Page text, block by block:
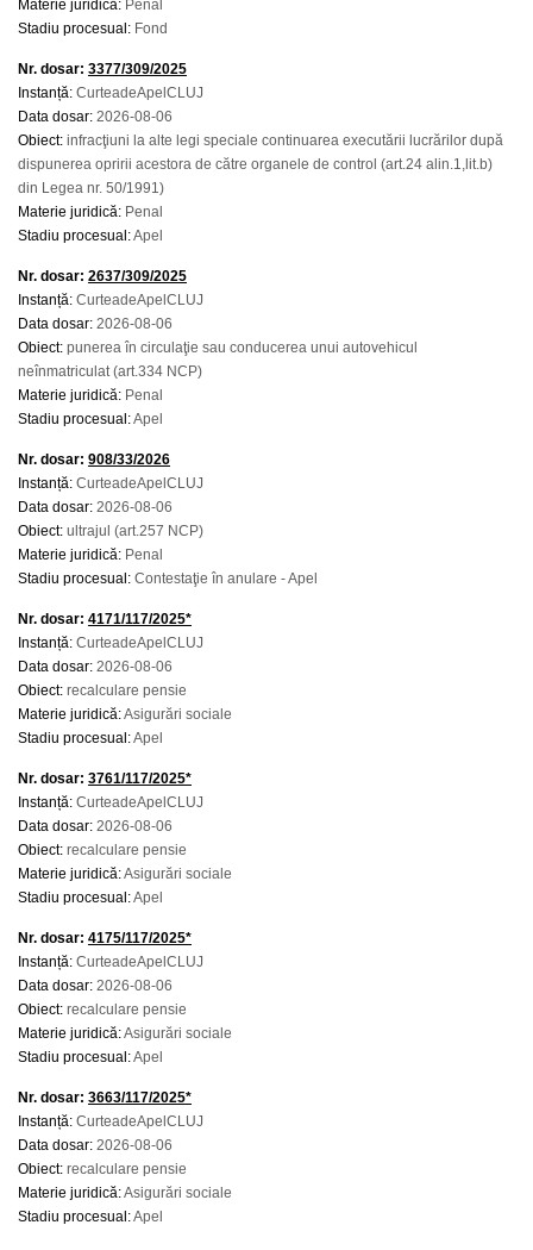
Materie juridică: Penal
Stadiu procesual: Fond
Nr. dosar: 3377/309/2025
Instanță: CurteadeApelCLUJ
Data dosar: 2026-08-06
Obiect: infracţiuni la alte legi speciale continuarea executării lucrărilor după
dispunerea opririi acestora de către organele de control (art.24 alin.1,lit.b)
din Legea nr. 50/1991)
Materie juridică: Penal
Stadiu procesual:Apel
Nr. dosar: 2637/309/2025
Instanță: CurteadeApelCLUJ
Data dosar: 2026-08-06
Obiect: punerea în circulaţie sau conducerea unui autovehicul
neînmatriculat (art.334 NCP)
Materie juridică: Penal
Stadiu procesual:Apel
Nr. dosar: 908/33/2026
Instanță: CurteadeApelCLUJ
Data dosar: 2026-08-06
Obiect: ultrajul (art.257 NCP)
Materie juridică: Penal
Stadiu procesual: Contestaţie în anulare - Apel
Nr. dosar: 4171/117/2025*
Instanță: CurteadeApelCLUJ
Data dosar: 2026-08-06
Obiect: recalculare pensie
Materie juridică:Asigurări sociale
Stadiu procesual:Apel
Nr. dosar: 3761/117/2025*
Instanță: CurteadeApelCLUJ
Data dosar: 2026-08-06
Obiect: recalculare pensie
Materie juridică:Asigurări sociale
Stadiu procesual:Apel
Nr. dosar: 4175/117/2025*
Instanță: CurteadeApelCLUJ
Data dosar: 2026-08-06
Obiect: recalculare pensie
Materie juridică:Asigurări sociale
Stadiu procesual:Apel
Nr. dosar: 3663/117/2025*
Instanță: CurteadeApelCLUJ
Data dosar: 2026-08-06
Obiect: recalculare pensie
Materie juridică:Asigurări sociale
Stadiu procesual:Apel